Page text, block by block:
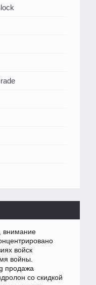
внимание
войск
войны.
продажа
со скидкой